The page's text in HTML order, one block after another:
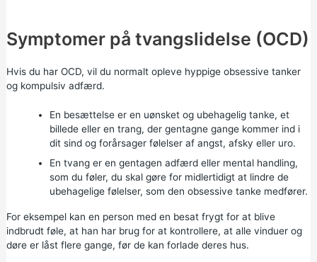
Symptomer på tvangslidelse (OCD)
Hvis du har OCD, vil du normalt opleve hyppige obsessive tanker
og kompulsiv adfærd.
En besættelse er en uønsket og ubehagelig tanke, et
billede eller en trang, der gentagne gange kommer ind i
dit sind og forårsager følelser af angst, afsky eller uro.
En tvang er en gentagen adfærd eller mental handling,
som du føler, du skal gøre for midlertidigt at lindre de
ubehagelige følelser, som den obsessive tanke medfører.
For eksempel kan en person med en besat frygt for at blive
indbrudt føle, at han har brug for at kontrollere, at alle vinduer og
døre er låst flere gange, før de kan forlade deres hus.